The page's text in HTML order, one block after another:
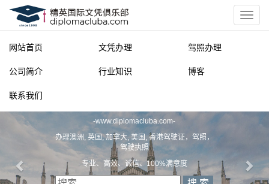
网站首页 文凭办理 驾照办理
公司简介 行业知识 博客
联系我们
-www.diplomacluba.com-
办理澳洲, 英国, 加拿大, 美国, 香港驾驶证，驾照，
驾驶执照
专业、高效、诚信、100%满意度